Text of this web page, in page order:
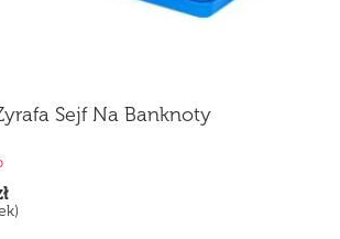
Sejf Na Banknoty